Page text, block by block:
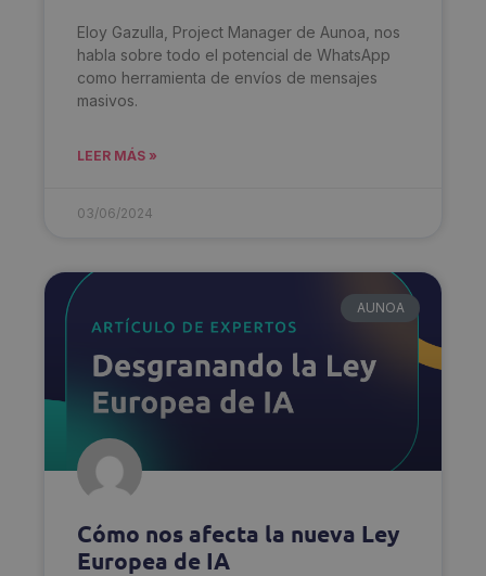
Eloy Gazulla, Project Manager de Aunoa, nos
habla sobre todo el potencial de WhatsApp
como herramienta de envíos de mensajes
masivos.
LEER MÁS »
03/06/2024
AUNOA
Cómo nos afecta la nueva Ley
Europea de IA